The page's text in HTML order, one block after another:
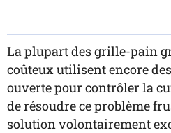
La plupart des grille-pain
coûteux utilisent encore
ouverte pour contrôler la
de résoudre ce problème
solution volontairement